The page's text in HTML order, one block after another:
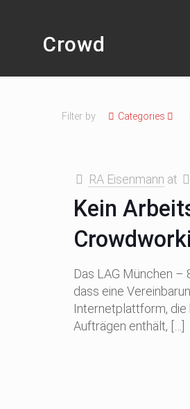
Crowd
Filter by Categories
RA Eisenmann at
Kein
Das LAG München –
dass eine
Internetplattform, die
Aufträgen enthält,